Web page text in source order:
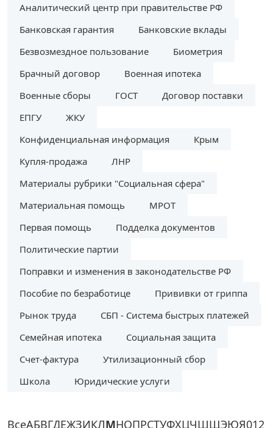
Аналитический центр при правительстве РФ
Банковская гарантия
Банковские вклады
Безвозмездное пользование
Биометрия
Брачный договор
Военная ипотека
Военные сборы
ГОСТ
Договор поставки
ЕПГУ
ЖКУ
Конфиденциальная информация
Крым
Купля-продажа
ЛНР
Материалы рубрики "Социальная сфера"
Материальная помощь
МРОТ
Первая помощь
Подделка документов
Политические партии
Поправки и изменения в законодательстве РФ
Пособие по безработице
Прививки от гриппа
Рынок труда
СБП - Система быстрых платежей
Семейная ипотека
Социальная защита
Счет-фактура
Утилизационный сбор
Школа
Юридические услуги
ВсеАБВГДЕЖЗИКЛМНОПРСТУФХЦЧШЩЭЮЯ012